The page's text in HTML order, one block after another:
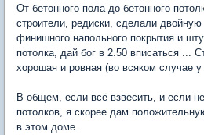
От бетонного пола до бетонного
строители, редиски, сделали
финишного напольного покрытия и
потолка, дай бог в 2.50 вписаться ...
хорошая и ровная (во всяком случае
В общем, если всё взвесить, и если
потолков, я скорее дам
в этом доме.